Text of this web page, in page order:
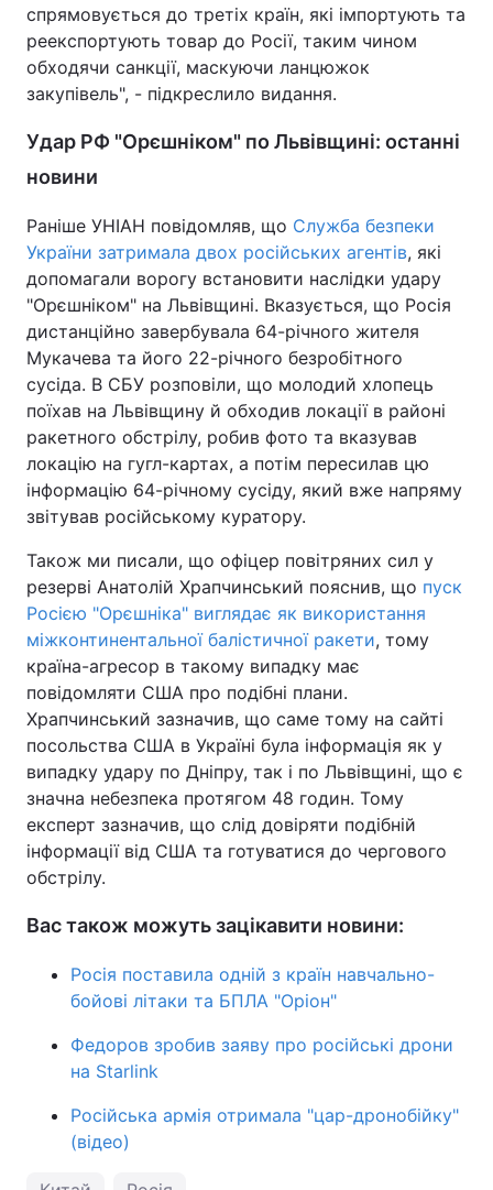
спрямовується до третіх країн, які імпортують та
реекспортують товар до Росії, таким чином
обходячи санкції, маскуючи ланцюжок
закупівель", - підкреслило видання.
Удар РФ "Орєшніком" по Львівщині: останні
новини
Раніше УНІАН повідомляв, що Служба безпеки
України затримала двох російських агентів, які
допомагали ворогу встановити наслідки удару
"Орєшніком" на Львівщині. Вказується, що Росія
дистанційно завербувала 64-річного жителя
Мукачева та його 22-річного безробітного
сусіда. В СБУ розповіли, що молодий хлопець
поїхав на Львівщину й обходив локації в районі
ракетного обстрілу, робив фото та вказував
локацію на гугл-картах, а потім пересилав цю
інформацію 64-річному сусіду, який вже напряму
звітував російському куратору.
Також ми писали, що офіцер повітряних сил у
резерві Анатолій Храпчинський пояснив, що пуск
Росією "Орєшніка" виглядає як використання
міжконтинентальної балістичної ракети, тому
країна-агресор в такому випадку має
повідомляти США про подібні плани.
Храпчинський зазначив, що саме тому на сайті
посольства США в Україні була інформація як у
випадку удару по Дніпру, так і по Львівщині, що є
значна небезпека протягом 48 годин. Тому
експерт зазначив, що слід довіряти подібній
інформації від США та готуватися до чергового
обстрілу.
Вас також можуть зацікавити новини:
Росія поставила одній з країн навчально-
бойові літаки та БПЛА "Оріон"
Федоров зробив заяву про російські дрони
на Starlink
Російська армія отримала "цар-дронобійку"
(відео)